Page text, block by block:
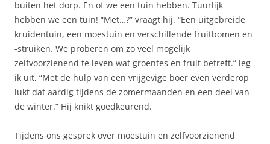
buiten het dorp. En of we een tuin hebben. Tuurlijk
hebben we een tuin! “Met…?” vraagt hij. “Een uitgebreide
kruidentuin, een moestuin en verschillende fruitbomen en
-struiken. We proberen om zo veel mogelijk
zelfvoorzienend te leven wat groentes en fruit betreft.” leg
ik uit, “Met de hulp van een vrijgevige boer even verderop
lukt dat aardig tijdens de zomermaanden en een deel van
de winter.” Hij knikt goedkeurend.
Tijdens ons gesprek over moestuin en zelfvoorzienend